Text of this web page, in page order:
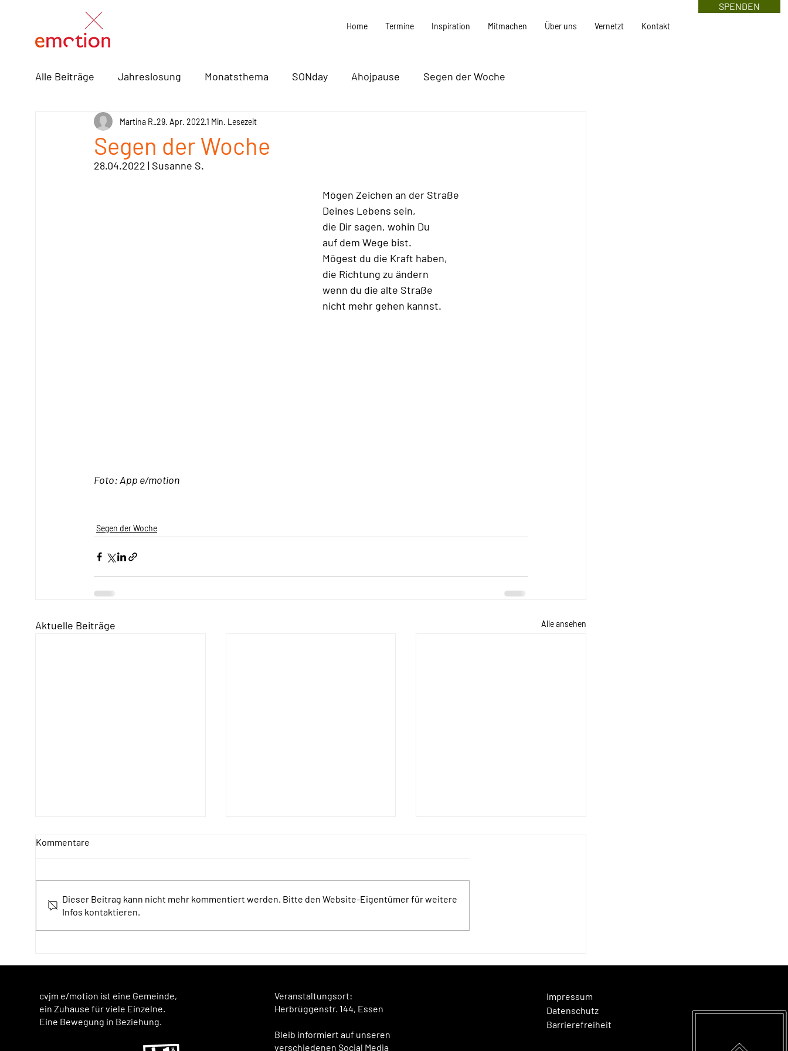
Home Termine Inspiration Mitmachen Über uns Vernetzt Kontakt
SPENDEN
Alle Beiträge Jahreslosung Monatsthema SONday Ahojpause Segen der Woche
Frühschicht Rezepte Bücher / Musik / Filme / Podcasts
Segen der Woche
Martina R.29. Apr. 20221 Min. Lesezeit
28.04.2022 | Susanne S.
Mögen Zeichen an der Straße
Deines Lebens sein,
die Dir sagen, wohin Du
auf dem Wege bist.
Mögest du die Kraft haben,
die Richtung zu ändern
wenn du die alte Straße
nicht mehr gehen kannst.
Foto: App e/motion
Segen der Woche
Aktuelle Beiträge Alle ansehen
Segen im Advent
Kommentare
Dieser Beitrag kann nicht mehr kommentiert werden. Bitte den Website-Eigentümer für weitere
Infos kontaktieren.
cvjm e/motion ist eine Gemeinde,
ein Zuhause für viele Einzelne.
Eine Bewegung in Beziehung.
Veranstaltungsort:
Herbrüggenstr. 144, Essen
Bleib informiert auf unseren
verschiedenen Social Media
Impressum
Datenschutz
Barrierefreiheit